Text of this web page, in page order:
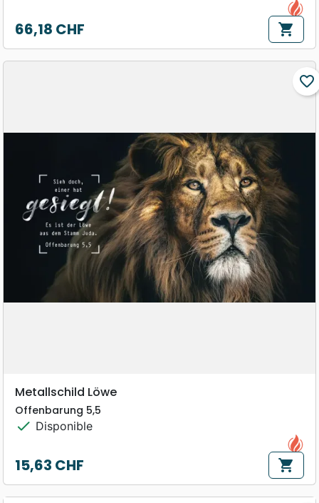
Prix
66,18 CHF shopping_cart
favorite_border
Metallschild Löwe
Offenbarung 5,5
check Disponible
Prix
15,63 CHF shopping_cart